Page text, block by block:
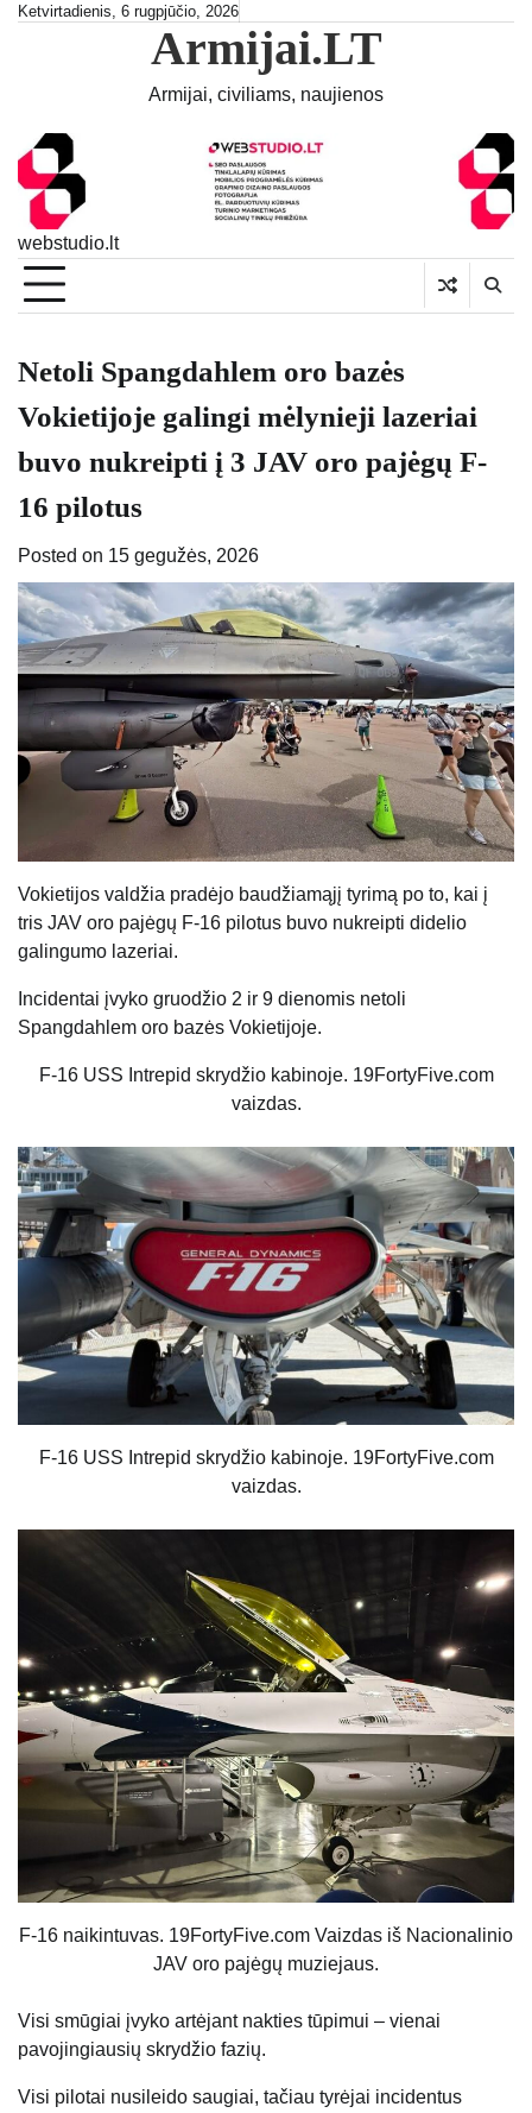
SkipKetvirtadienis, 6 rugpjūčio, 2026
Armijai.LT
Armijai, civiliams, naujienos
webstudio.lt
Netoli Spangdahlem oro bazės
Vokietijoje galingi mėlynieji lazeriai
buvo nukreipti į 3 JAV oro pajėgų F-
16 pilotus
Posted on 15 gegužės, 2026
Vokietijos valdžia pradėjo baudžiamąjį tyrimą po to, kai į
tris JAV oro pajėgų F-16 pilotus buvo nukreipti didelio
galingumo lazeriai.
Incidentai įvyko gruodžio 2 ir 9 dienomis netoli
Spangdahlem oro bazės Vokietijoje.
F-16 USS Intrepid skrydžio kabinoje. 19FortyFive.com
vaizdas.
F-16 USS Intrepid skrydžio kabinoje. 19FortyFive.com
vaizdas.
F-16 naikintuvas. 19FortyFive.com Vaizdas iš Nacionalinio
JAV oro pajėgų muziejaus.
Visi smūgiai įvyko artėjant nakties tūpimui – vienai
pavojingiausių skrydžio fazių.
Visi pilotai nusileido saugiai, tačiau tyrėjai incidentus